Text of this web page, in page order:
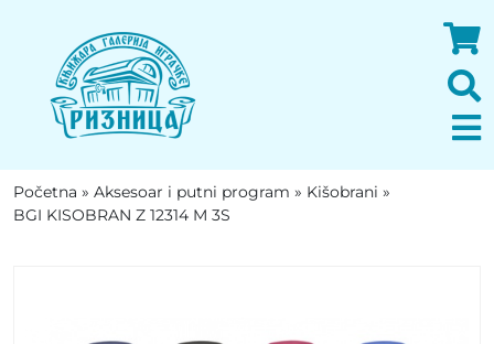
Početna » Aksesoar i putni program » Kišobrani »
BGI KISOBRAN Z 12314 M 3S